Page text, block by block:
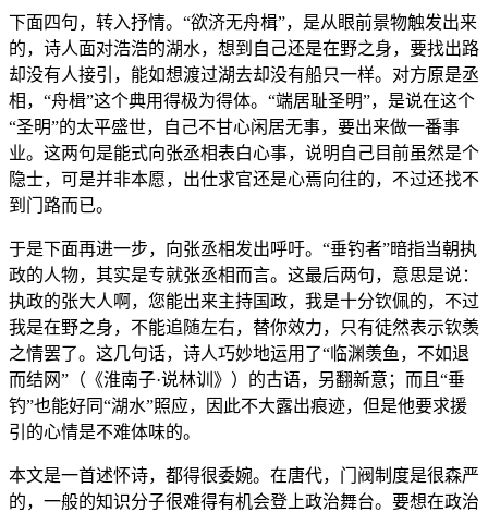
下面四句，转入抒情。“欲济无舟楫”，是从眼前景物触发出来
的，诗人面对浩浩的湖水，想到自己还是在野之身，要找出路
却没有人接引，能如想渡过湖去却没有船只一样。对方原是丞
相，“舟楫”这个典用得极为得体。“端居耻圣明”，是说在这个
“圣明”的太平盛世，自己不甘心闲居无事，要出来做一番事
业。这两句是能式向张丞相表白心事，说明自己目前虽然是个
隐士，可是并非本愿，出仕求官还是心焉向往的，不过还找不
到门路而已。
于是下面再进一步，向张丞相发出呼吁。“垂钓者”暗指当朝执
政的人物，其实是专就张丞相而言。这最后两句，意思是说：
执政的张大人啊，您能出来主持国政，我是十分钦佩的，不过
我是在野之身，不能追随左右，替你效力，只有徒然表示钦羡
之情罢了。这几句话，诗人巧妙地运用了“临渊羡鱼，不如退
而结网”（《淮南子·说林训》）的古语，另翻新意；而且“垂
钓”也能好同“湖水”照应，因此不大露出痕迹，但是他要求援
引的心情是不难体味的。
本文是一首述怀诗，都得很委婉。在唐代，门阀制度是很森严
的，一般的知识分子很难得有机会登上政治舞台。要想在政治